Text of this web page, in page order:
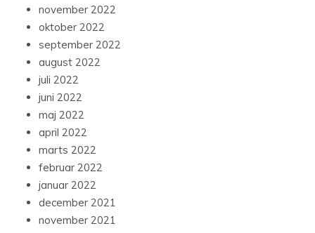
november 2022
oktober 2022
september 2022
august 2022
juli 2022
juni 2022
maj 2022
april 2022
marts 2022
februar 2022
januar 2022
december 2021
november 2021